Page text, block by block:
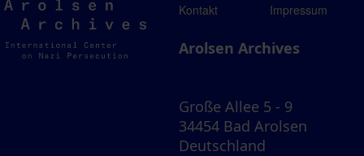
Arolsen
Archives
Kontakt Impressum
Arolsen Archives
Große Allee 5 - 9
34454 Bad Arolsen
Deutschland